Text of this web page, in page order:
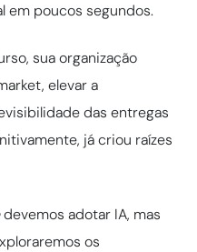
em poucos segundos.
sua organização
elevar a
das entregas
já criou raízes
devemos adotar IA, mas
os